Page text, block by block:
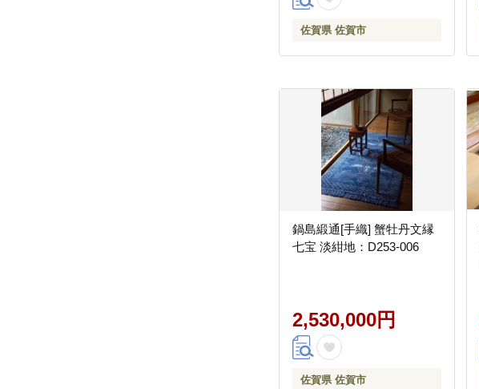
佐賀県 佐賀市
鍋島緞通[手織] 蟹牡丹文縁
七宝 淡紺地：D253-006
2,530,000円
佐賀県 佐賀市